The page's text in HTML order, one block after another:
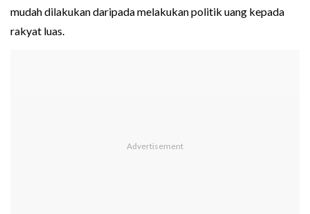
mudah dilakukan daripada melakukan politik uang kepada
rakyat luas.